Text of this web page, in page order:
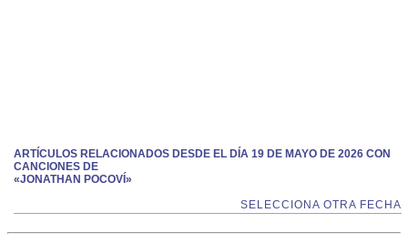
ARTÍCULOS RELACIONADOS DESDE EL DÍA 19 DE MAYO DE 2026 CON
CANCIONES DE
«JONATHAN POCOVÍ»
SELECCIONA OTRA FECHA